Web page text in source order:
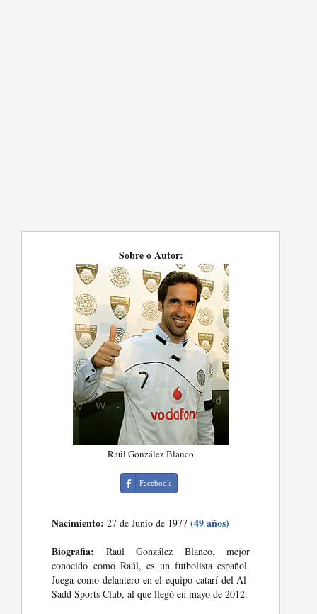
Sobre o Autor:
Raúl González Blanco
Facebook
Nacimiento: 27 de Junio de 1977(49 años)
Biografia: Raúl González Blanco, mejor
conocido como Raúl, es un futbolista español.
Juega como delantero en el equipo catarí del Al-
Sadd Sports Club, al que llegó en mayo de 2012.